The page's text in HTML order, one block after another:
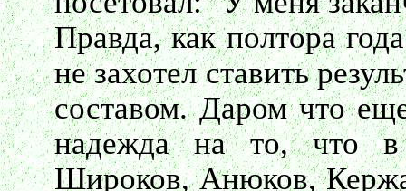
Правда, как полтора
не захотел ставить
составом. Даром что
надежда на то, что в
Широков, Анюков,